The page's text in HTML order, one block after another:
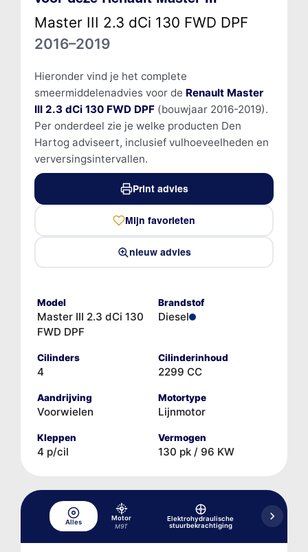
Master III 2.3 dCi 130 FWD DPF
2016–2019
Hieronder vind je het complete
smeermiddelenadvies voor de Renault Master
III 2.3 dCi 130 FWD DPF(bouwjaar 2016-2019).
Per onderdeel zie je welke producten Den
Hartog adviseert, inclusief vulhoeveelheden en
verversingsintervallen.
Print advies
Mijn favorieten
nieuw advies
Model
Master III 2.3 dCi 130
FWD DPF
Brandstof
Diesel
Cilinders
4
Cilinderinhoud
2299 CC
Aandrijving
Voorwielen
Motortype
Lijnmotor
Kleppen
4 p/cil
Vermogen
130 pk / 96 KW
Alles
Motor
M9T
Elektrohydraulische
stuurbekrachtiging
rem-/